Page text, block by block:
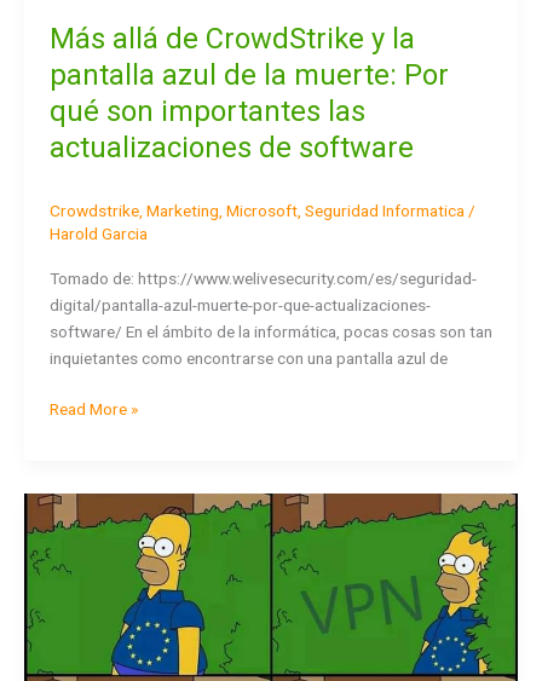
Más allá de CrowdStrike y la
pantalla azul de la muerte: Por
qué son importantes las
actualizaciones de software
Crowdstrike, Marketing Microsoft, Seguridad Informatica /
Harold Garcia
Tomado de: https://www.welivesecurity.com/es/seguridad-
digital/pantalla-azul-muerte-por-que-actualizaciones-
software/ En el ámbito de la informática, pocas cosas son tan
inquietantes como encontrarse con una pantalla azul de
actualizaciones
de
software
Read More »
¿Quieres
comprar
una
lo